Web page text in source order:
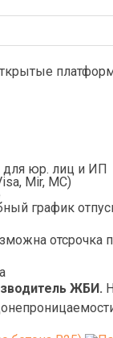
для юр. лиц и ИП
Mir, МС)
график
ЖБИ.